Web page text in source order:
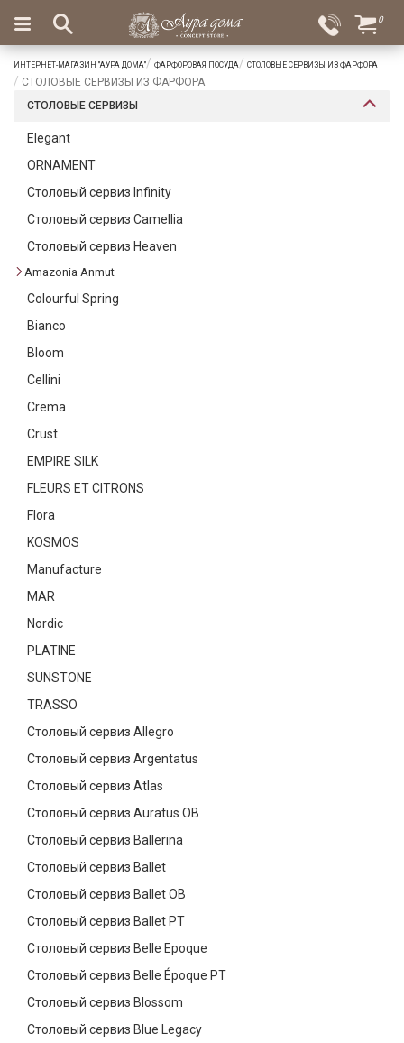
Вход
Избранное
×
Салоны
Доставка
Оплата
для
дома
Бар
хрусталь
Посуда
Сервировка
Столовые
приборы
Текстиль
Фарфор
Декор
Бренды
0
ИНТЕРНЕТ-МАГАЗИН "АУРА ДОМА" ФАРФОРОВАЯ ПОСУДА СТОЛОВЫЕ СЕРВИЗЫ ИЗ ФАРФОРА
СТОЛОВЫЕ СЕРВИЗЫ ИЗ ФАРФОРА
СТОЛОВЫЕ СЕРВИЗЫ
Elegant
ORNAMENT
Столовый сервиз Infinity
Столовый сервиз Camellia
Столовый сервиз Heaven
Amazonia Anmut
Colourful Spring
Bianco
Bloom
Cellini
Crema
Crust
EMPIRE SILK
FLEURS ET CITRONS
Flora
KOSMOS
Manufacture
MAR
Nordic
PLATINE
SUNSTONE
TRASSO
Столовый сервиз Allegro
Столовый сервиз Argentatus
Столовый сервиз Atlas
Столовый сервиз Auratus OB
Столовый сервиз Ballerina
Столовый сервиз Ballet
Столовый сервиз Ballet OB
Столовый сервиз Ballet PT
Столовый сервиз Belle Epoque
Столовый сервиз Belle Époque PT
Столовый сервиз Blossom
Столовый сервиз Blue Legacy